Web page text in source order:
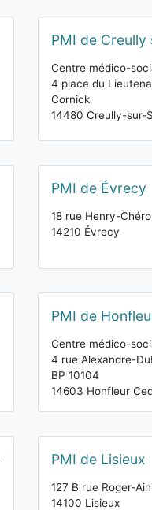
PMI de Creully
Centre médico-
4 place du
Cornick
14480 Creully-sur-
PMI de Évrecy
18 rue Henry-
14210 Évrecy
PMI de
Centre médico-
4 rue Alexandre-
BP 10104
14603 Honfleur
PMI de Lisieux
127 B rue Roger-
14100 Lisieux